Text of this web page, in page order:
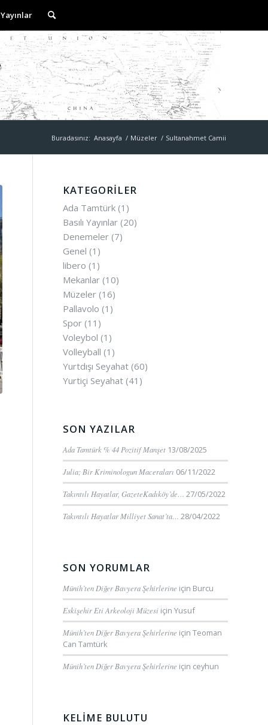
Yayınlar
Buradasınız: Anasayfa / Müzeler / Sultanahmet Camii
KATEGORILER
Ada Tamtürk (1)
Basılı Yayınlar (20)
Denemeler (7)
Genel (1)
libero (1)
Mekanlar (10)
Müzeler (16)
Pallavolo (1)
Spor (11)
Voleybol (1)
Volleyball (1)
Yurtdışı Seyahat (60)
Yurtiçi Seyahat (41)
SON YAZILAR
Ada Tamtürk % 44 Pozitif Manşet 13/08/2025
Julia; Bir Kriminologun Maceraları 06/11/2022
Takıntılı Hayatlar, GazeteKadıköy’de… 27/05/2022
Takıntılı Hayatlar Milliyet Sanat’ta… 28/04/2022
SON YORUMLAR
Münih’ten Diğer Bavyera Şehirlerine için Burcu
Eskişehir Eti Arkeoloji Müzesi içinYusuf
Münih’ten Diğer Bavyera Şehirlerine içinTeoman
Can Tamtürk
Münih’ten Diğer Bavyera Şehirlerine için ceyhun
KELİME BULUTU